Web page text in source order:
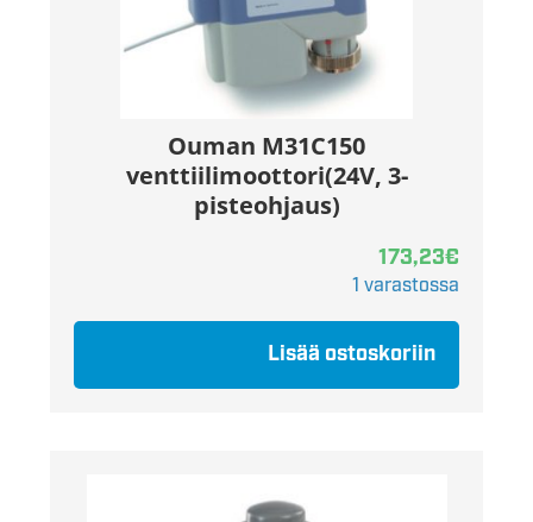
Ouman M31C150
venttiilimoottori(24V, 3-
pisteohjaus)
173,23€
1 varastossa
Lisää ostoskoriin